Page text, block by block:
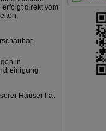
erfolgt direkt vom
in
Häuser hat